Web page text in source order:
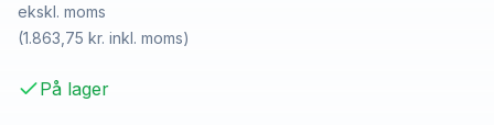
ekskl. moms
(1.863,75 kr. inkl. moms)
På lager